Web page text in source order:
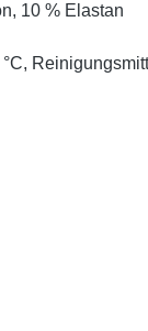
10 % Elastan